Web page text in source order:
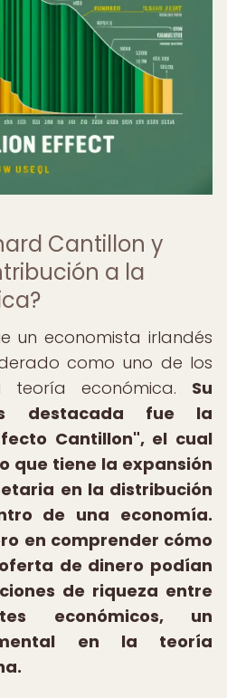
Cantillon y
a la
un economista irlandés
como uno de los
teoría económica. Su
destacada fue la
Cantillon", el cual
que tiene la expansión
en la distribución
de una economía.
en comprender cómo
de dinero podían
de riqueza entre
económicos, un
en la teoría